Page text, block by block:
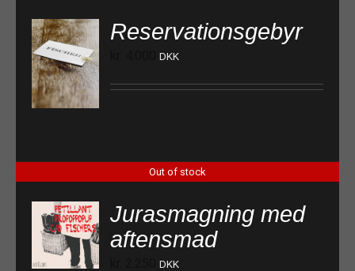
Reservationsgebyr
DKK
Out of stock
Jurasmagning med
aftensmad
DKK